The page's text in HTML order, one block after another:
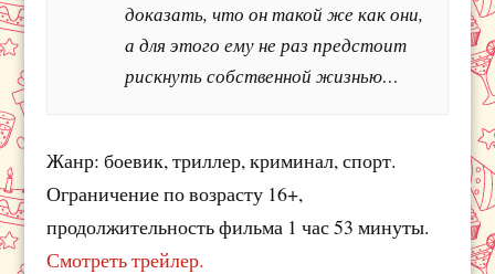
доказать, что он такой же как они,
а для этого ему не раз предстоит
рискнуть собственной жизнью…
Жанр: боевик, триллер, криминал, спорт.
Ограничение по возрасту 16+,
продолжительность фильма 1 час 53 минуты.
Смотреть трейлер.